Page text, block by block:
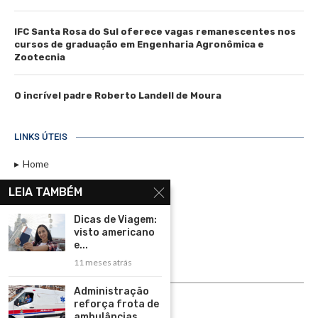
IFC Santa Rosa do Sul oferece vagas remanescentes nos
cursos de graduação em Engenharia Agronômica e
Zootecnia
O incrível padre Roberto Landell de Moura
LINKS ÚTEIS
Home
Assinar
Contato
Política de Privacidade
Rádio Maristela - Ao Vivo
LEIA TAMBÉM
Dicas de Viagem:
visto americano
e...
11 meses atrás
Administração
reforça frota de